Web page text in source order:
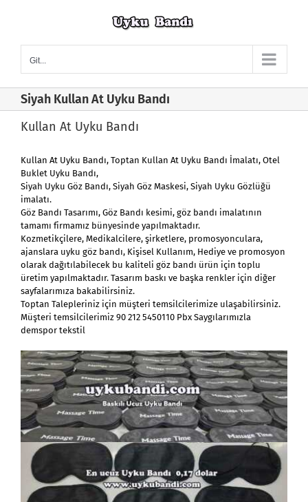
Git...
Siyah Kullan At Uyku Bandı
Kullan At Uyku Bandı
Kullan At Uyku Bandı, Toptan Kullan At Uyku Bandı İmalatı, Otel
Buklet Uyku Bandı,
Siyah Uyku Göz Bandı, Siyah Göz Maskesi, Siyah Uyku Gözlüğü
imalatı.
Göz Bandı Tasarımı, Göz Bandı kesimi, göz bandı imalatının
tamamı firmamız bünyesinde yapılmaktadır.
Kozmetikçilere, Medikalcilere, şirketlere, promosyonculara,
ajanslara uyku göz bandı, Kişisel Kullanım, Hediye ve promosyon
olarak dağıtılabilecek bu kaliteli göz bandı ürün için toplu
üretim yapılmaktadır. Tasarım baskı ve başka renkler için diğer
sayfalarımıza bakabilirsiniz.
Toptan Talepleriniz için müşteri temsilcilerimize ulaşabilirsiniz.
Müşteri temsilcilerimiz 90 212 5450110 Pbx Saygılarımızla
demspor tekstil